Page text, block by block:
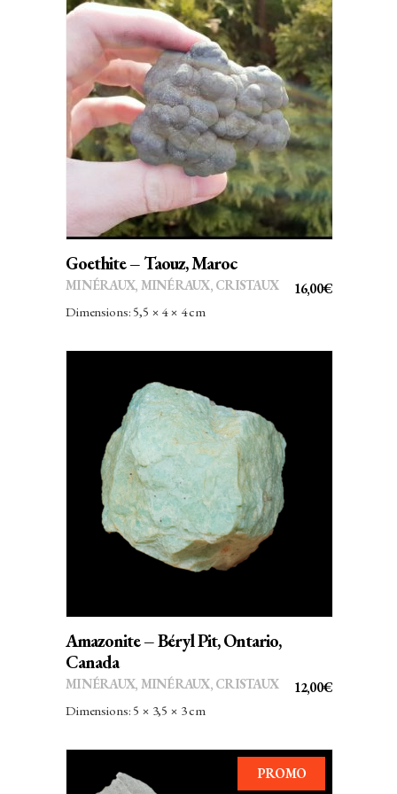
AJOUTER AU PANIER
Goethite – Taouz, Maroc
16,00€
MINÉRAUX, MINÉRAUX, CRISTAUX
Dimensions: 5,5 × 4 × 4 cm
AJOUTER AU PANIER
Amazonite – Béryl Pit, Ontario,
Canada
12,00€
MINÉRAUX, MINÉRAUX, CRISTAUX
Dimensions: 5 × 3,5 × 3 cm
PROMO